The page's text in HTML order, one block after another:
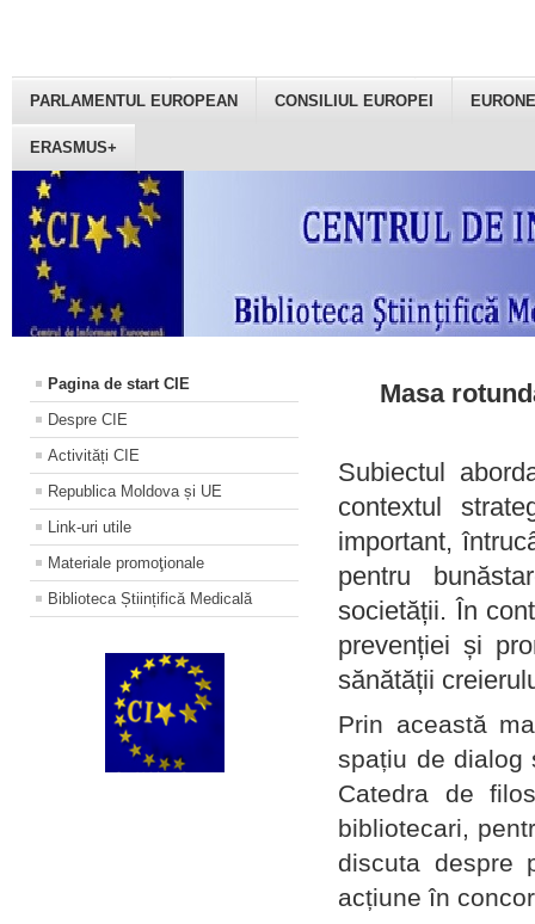
PARLAMENTUL EUROPEAN CONSILIUL EUROPEI
ERASMUS+
Pagina de start CIE
Despre CIE
Activități CIE
Republica Moldova și UE
Link-uri utile
Materiale promoţionale
Biblioteca Științifică Medicală
Masa
Subiectul
contextul
important,
pentru
societății. În
prevenției și
sănătății
Prin această
spațiu de dialog
Catedra de
bibliotecari,
discuta despre
acțiune în